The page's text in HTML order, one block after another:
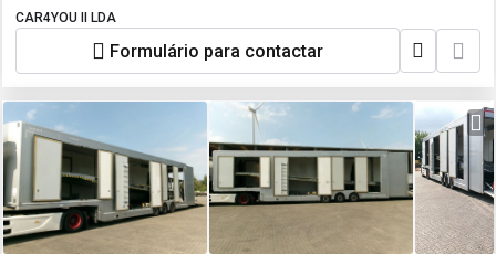
CAR4YOU II LDA
Formulário para contactar